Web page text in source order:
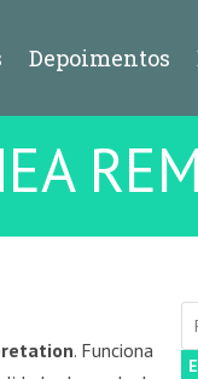
Depoimentos
. Funciona